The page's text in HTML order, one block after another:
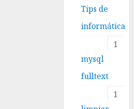
Tips de
informática
1
mysql
fulltext
1